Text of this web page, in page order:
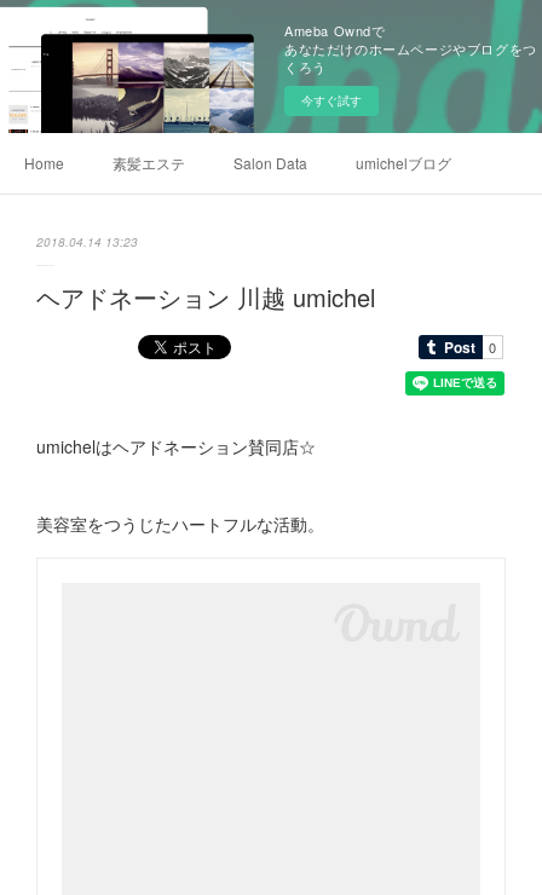
Ameba Owndで
あなただけのホームページやブログをつ
くろう
今すぐ試す
Home 素髪エステ Salon Data umichelブログ
2018.04.14 13:23
ヘアドネーション 川越 umichel
umichelはヘアドネーション賛同店☆
美容室をつうじたハートフルな活動。